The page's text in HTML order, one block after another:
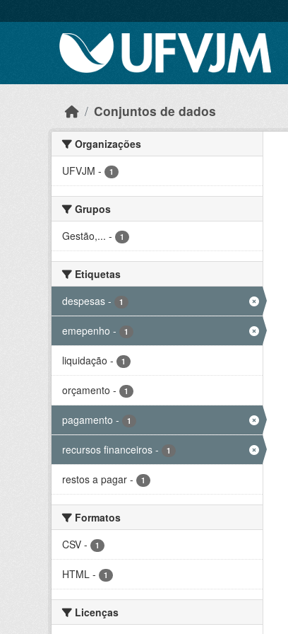
Conjuntos de dados
Organizações
UFVJM - 1
Grupos
Gestão,... - 1
Etiquetas
despesas - 1
emepenho - 1
liquidação - 1
orçamento - 1
pagamento - 1
recursos financeiros - 1
restos a pagar - 1
Formatos
CSV - 1
HTML - 1
Licenças